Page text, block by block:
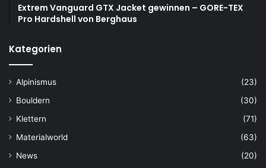
Extrem Vanguard GTX Jacket gewinnen – GORE-TEX
Pro Hardshell von Berghaus
Kategorien
Alpinismus
(23)
Bouldern
(30)
Klettern
(71)
Materialworld
(63)
News
(20)